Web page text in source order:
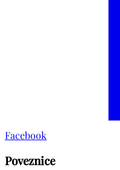
Facebook
Poveznice